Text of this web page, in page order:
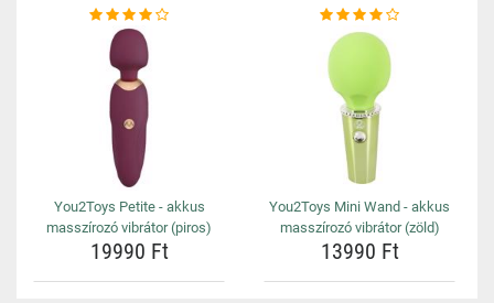
You2Toys Petite - akkus
masszírozó vibrátor (piros)
19990 Ft
You2Toys Mini Wand - akkus
masszírozó vibrátor (zöld)
13990 Ft